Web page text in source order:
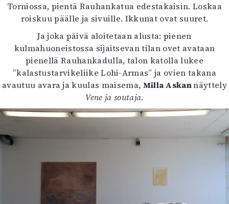
Torniossa, pientä Rauhankatua edestakaisin. Loskaa
roiskuu päälle ja sivuille. Ikkunat ovat suuret.
Ja joka päivä aloitetaan alusta: pienen
kulmahuoneistossa sijaitsevan tilan ovet avataan
pienellä Rauhankadulla, talon katolla lukee
”kalastustarvikeliike Lohi-Armas” ja ovien takana
avautuu avara ja kuulas maisema, Milla Askannäyttely
Vene ja soutaja.